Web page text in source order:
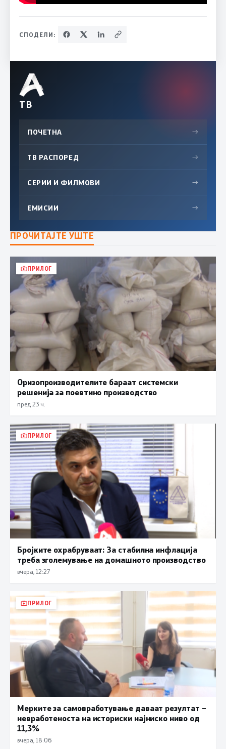
СПОДЕЛИ:
ТВ
ПОЧЕТНА →
ТВ РАСПОРЕД →
СЕРИИ И ФИЛМОВИ →
ЕМИСИИ →
ПРОЧИТАЈТЕ УШТЕ
ПРИЛОГ
Оризопроизводителите бараат системски
решенија за поевтино производство
пред 23 ч.
ПРИЛОГ
Бројките охрабруваат: За стабилна инфлација
треба зголемување на домашното производство
вчера, 12:27
ПРИЛОГ
Мерките за самовработување даваат резултат –
невработеноста на историски најниско ниво од
11,3%
вчера, 18:06